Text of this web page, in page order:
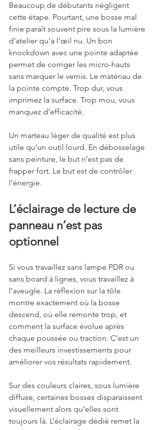
Beaucoup de débutants négligent
cette étape. Pourtant, une bosse mal
finie paraît souvent pire sous la lumière
d’atelier qu’à l’œil nu. Un bon
knockdown avec une pointe adaptée
permet de corriger les micro-hauts
sans marquer le vernis. Le matériau de
la pointe compte. Trop dur, vous
imprimez la surface. Trop mou, vous
manquez d’efficacité.
Un marteau léger de qualité est plus
utile qu’un outil lourd. En débosselage
sans peinture, le but n’est pas de
frapper fort. Le but est de contrôler
l’énergie.
L’éclairage de lecture de
panneau n’est pas
optionnel
Si vous travaillez sans lampe PDR ou
sans board à lignes, vous travaillez à
l’aveugle. La réflexion sur la tôle
montre exactement où la bosse
descend, où elle remonte trop, et
comment la surface évolue après
chaque poussée ou traction. C’est un
des meilleurs investissements pour
améliorer vos résultats rapidement.
Sur des couleurs claires, sous lumière
diffuse, certaines bosses disparaissent
visuellement alors qu’elles sont
toujours là. L’éclairage dédié remet la